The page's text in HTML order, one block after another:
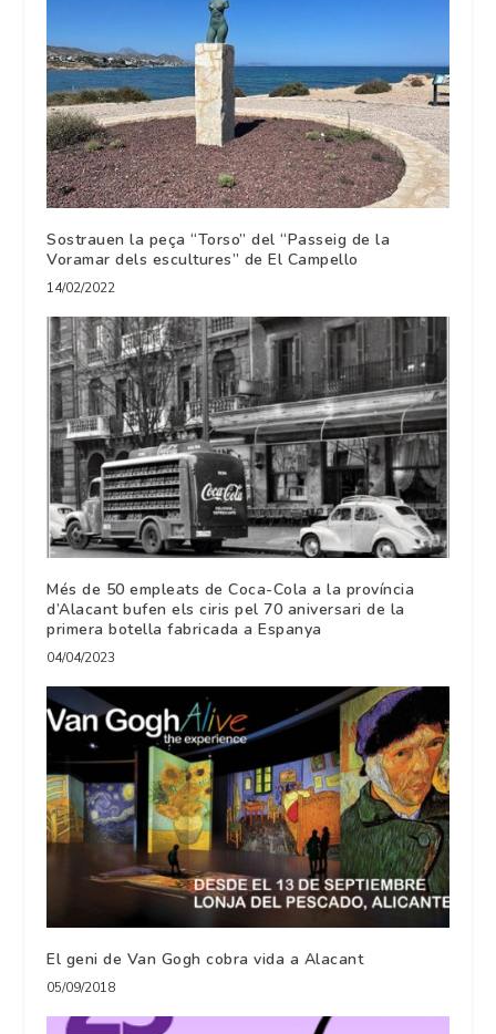
Sostrauen la peça “Torso” del “Passeig de la
Voramar dels escultures” de El Campello
14/02/2022
Més de 50 empleats de Coca-Cola a la província
d’Alacant bufen els ciris pel 70 aniversari de la
primera botella fabricada a Espanya
04/04/2023
El geni de Van Gogh cobra vida a Alacant
05/09/2018